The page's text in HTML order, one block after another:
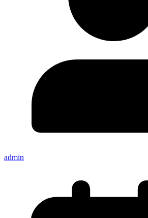
admin